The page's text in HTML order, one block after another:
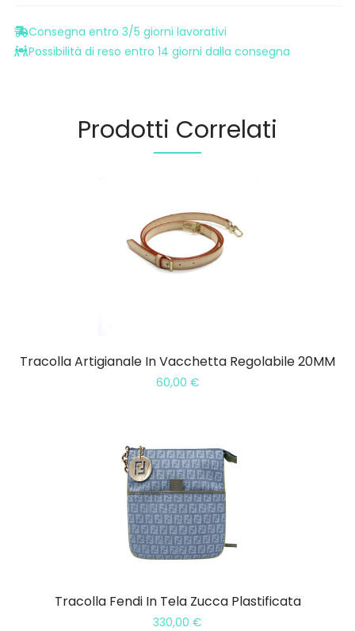
Consegna entro 3/5 giorni lavorativi
Possibilità di reso entro 14 giorni dalla consegna
Prodotti Correlati
Tracolla Artigianale In Vacchetta Regolabile 20MM
60,00 €
Tracolla Fendi In Tela Zucca Plastificata
330,00 €